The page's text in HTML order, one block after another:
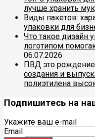
лучше хранить
Виды пакетов:
упаковки для
Что такое дизайн
логотипом
06.07.2026
ПВД это рождение
создания и
полиэтилена
Подпишитесь на
Укажите ваш e-mail
Email